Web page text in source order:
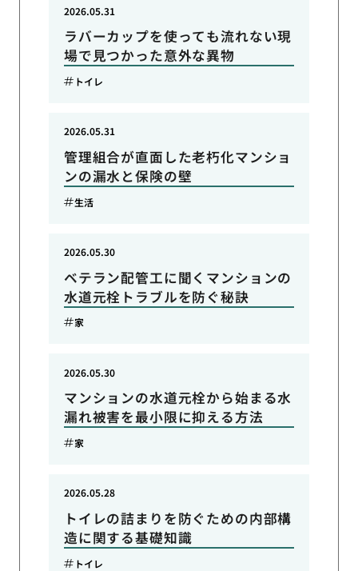
ラバーカップを使っても流れない現
場で見つかった意外な異物
2026.05.31
トイレ
管理組合が直面した老朽化マンショ
ンの漏水と保険の壁
2026.05.31
生活
ベテラン配管工に聞くマンションの
水道元栓トラブルを防ぐ秘訣
2026.05.30
家
マンションの水道元栓から始まる水
漏れ被害を最小限に抑える方法
2026.05.30
家
トイレの詰まりを防ぐための内部構
造に関する基礎知識
2026.05.28
トイレ